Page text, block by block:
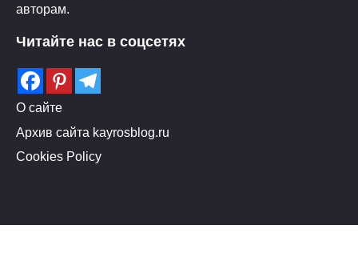
авторам.
Читайте нас в соцсетях
О сайте
Архив сайта kayrosblog.ru
Cookies Policy